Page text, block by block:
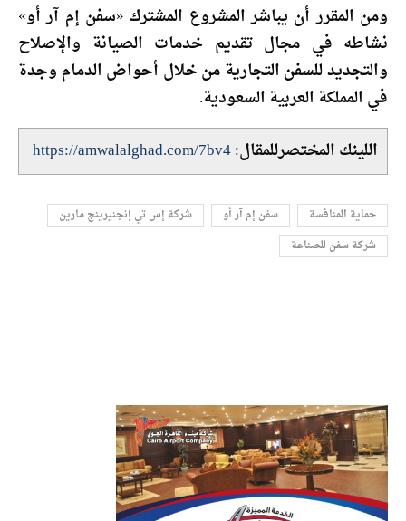
ومن المقرر أن يباشر المشروع المشترك «سفن إم آر أو»
نشاطه في مجال تقديم خدمات الصيانة والإصلاح
والتجديد للسفن التجارية من خلال أحواض الدمام وجدة
في المملكة العربية السعودية.
اللينك المختصرللمقال:https://amwalalghad.com/7bv4
حماية المنافسة سفن إم آر أو
شركة إس تي إنجنيرينج مارين
شركة سفن للصناعة